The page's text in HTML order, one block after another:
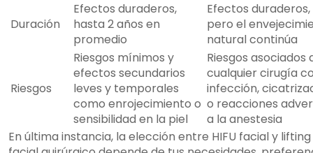
Duración
Efectos duraderos,
hasta 2 años en
promedio
Efectos duraderos,
pero el
natural continúa
Riesgos
Riesgos mínimos y
efectos secundarios
leves y temporales
como enrojecimiento o
sensibilidad en la piel
Riesgos asociados
cualquier cirugía
infección,
o reacciones
a la anestesia
En última instancia, la elección entre HIFU facial y lifting